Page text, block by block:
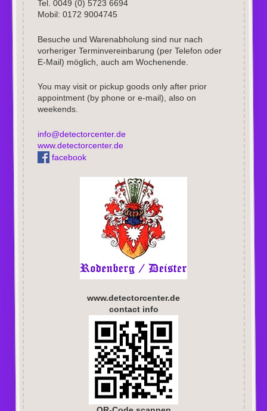
Tel. 0049 (0) 5723 6694
Mobil: 0172 9004745
Besuche und Warenabholung sind nur nach
vorheriger Terminvereinbarung (per Telefon oder
E-Mail) möglich, auch am Wochenende.
You may visit or pickup goods only after prior
appointment (by phone or e-mail), also on
weekends.
info@detectorcenter.de
www.detectorcenter.de
facebook
www.detectorcenter.de
contact info